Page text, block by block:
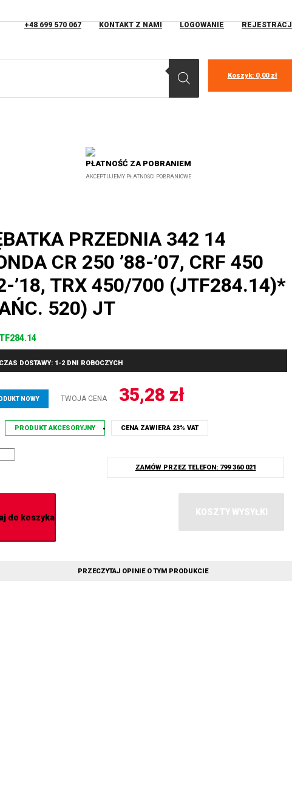
+48 699 570 067 KONTAKT Z NAMI LOGOWANIE
Koszyk: 0,00 zł
PŁATNOŚĆ ZA POBRANIEM
AKCEPTUJEMY PŁATNOŚCI POBRANIOWE
PRZEDNIA 342 14
CR 250 ’88-’07, CRF 450
’18, TRX 450/700 (JTF284.14)*
520) JT
CZAS DOSTAWY: 1-2 DNI ROBOCZYCH
NOWY TWOJA CENA 35,28zł
PRODUKT AKCESORYJNY CENA ZAWIERA 23% VAT
ZAMÓW PRZEZ TELEFON: 799 360 021
do koszyka
KOSZTY WYSYŁKI
PRZECZYTAJ OPINIE O TYM PRODUKCIE